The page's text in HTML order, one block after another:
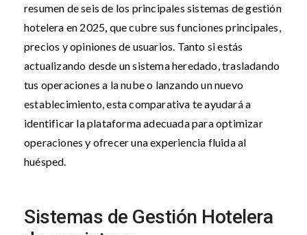
resumen de seis de los principales sistemas de gestión
hotelera en 2025, que cubre sus funciones principales,
precios y opiniones de usuarios. Tanto si estás
actualizando desde un sistema heredado, trasladando
tus operaciones a la nube o lanzando un nuevo
establecimiento, esta comparativa te ayudará a
identificar la plataforma adecuada para optimizar
operaciones y ofrecer una experiencia fluida al
huésped.
Sistemas de Gestión Hotelera